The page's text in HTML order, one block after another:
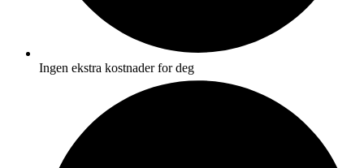
Ingen ekstra kostnader for deg